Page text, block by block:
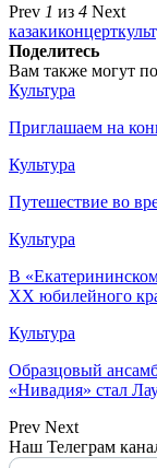
Prev 1 из 4 Next
казакиконцерт
Поделитесь
Вам также могут
Культура
Приглашаем на
Культура
Путешествие во
Культура
В
XX юбилейного
Культура
Образцовый
«Нивадия» стал
Prev Next
Наш Телеграм